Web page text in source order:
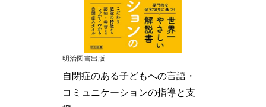
明治図書出版
自閉症のある子どもへの言語・
コミュニケーションの指導と支